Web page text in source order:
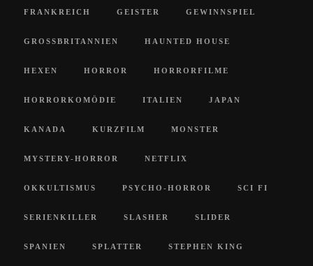
FRANKREICH GEISTER GEWINNSPIEL
GROSSBRITANNIEN HAUNTED HOUSE
HEXEN HORROR HORRORFILME
HORRORKOMÖDIE ITALIEN JAPAN
KANADA KURZFILM MONSTER
MYSTERY-HORROR NETFLIX
OKKULTISMUS PSYCHO-HORROR SCI FI
SERIENKILLER SLASHER SLIDER
SPANIEN SPLATTER STEPHEN KING